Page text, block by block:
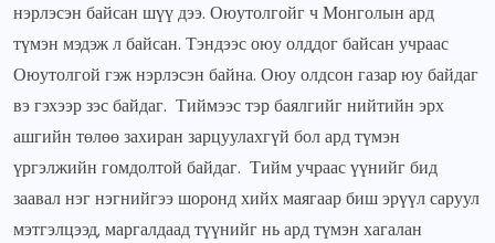
нэрлэсэн байсан шүү дээ. Оюутолгойг ч Монголын ард
түмэн мэдэж л байсан. Тэндээс оюу олддог байсан учраас
Оюутолгой гэж нэрлэсэн байна. Оюу олдсон газар юу байдаг
вэ гэхээр зэс байдаг. Тиймээс тэр баялгийг нийтийн эрх
ашгийн төлөө захиран зарцуулахгүй бол ард түмэн
үргэлжийн гомдолтой байдаг. Тийм учраас үүнийг бид
заавал нэг нэгнийгээ шоронд хийх маягаар биш эрүүл саруул
мэтгэлцээд, маргалдаад түүнийг нь ард түмэн хагалан